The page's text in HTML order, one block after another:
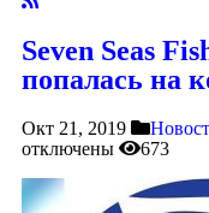
Seven Seas
попалась на
Окт 21, 2019
отключены
673